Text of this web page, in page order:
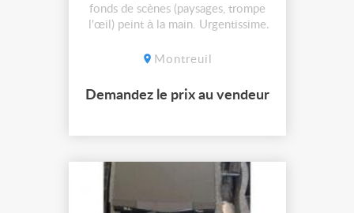
fonds de scènes (paysages, trompe
l'œil) peint à la main. Urgentissime
Montreuil
Demandez le prix au vendeur